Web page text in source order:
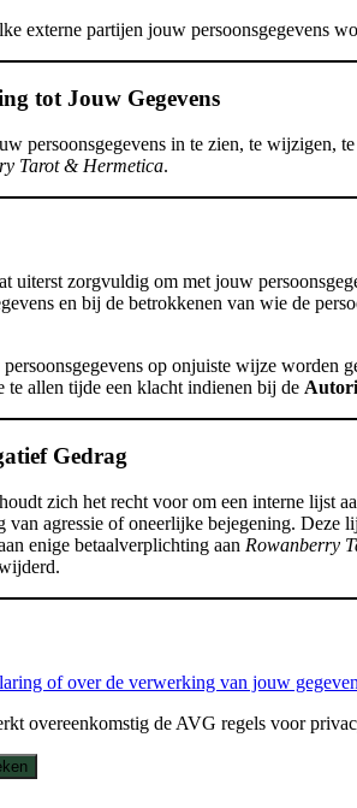
externe partijen jouw persoonsgegevens
tot Jouw Gegevens
persoonsgegevens in te zien, te wijzigen,
Tarot & Hermetica.
uiterst zorgvuldig om met jouw
en bij de betrokkenen van wie de
op onjuiste wijze
te allen tijde een klacht indienen bij de
Gedrag
zich het recht voor om een interne lijst
van agressie of oneerlijke bejegening.
enige betaalverplichting aan Rowanberry
of over de verwerking van jouw
overeenkomstig de AVG regels voor